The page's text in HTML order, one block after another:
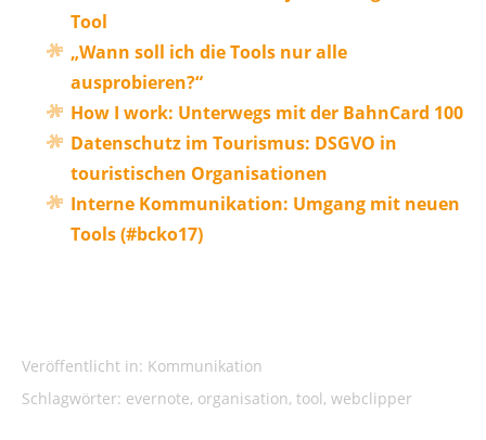
Tool
„Wann soll ich die Tools nur alle
ausprobieren?“
How I work: Unterwegs mit der BahnCard 100
Datenschutz im Tourismus: DSGVO in
touristischen Organisationen
Interne Kommunikation: Umgang mit neuen
Tools (#bcko17)
Veröffentlicht in: Kommunikation
Schlagwörter: evernote, organisation, tool, webclipper